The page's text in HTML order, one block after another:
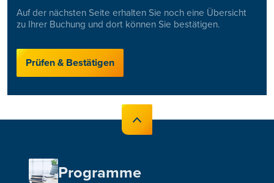
Auf der nächsten Seite erhalten Sie noch eine Übersicht
zu Ihrer Buchung und dort können Sie bestätigen.
Prüfen & Bestätigen
Programme